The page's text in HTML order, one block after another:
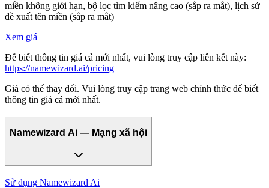
miền không giới hạn, bộ lọc tìm kiếm nâng cao (sắp ra mắt), lịch sử
đề xuất tên miền (sắp ra mắt)
Xem giá
Để biết thông tin giá cả mới nhất, vui lòng truy cập liên kết này:
https://namewizard.ai/pricing
Giá có thể thay đổi. Vui lòng truy cập trang web chính thức để biết
thông tin giá cả mới nhất.
Namewizard Ai — Mạng xã hội
Sử dụng Namewizard Ai